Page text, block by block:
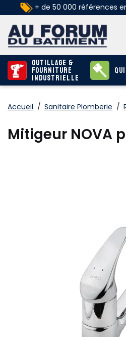
+ de 50 000 références
Outillage &
Fourniture
industrielle
Accueil / Sanitaire Plomberie /
Mitigeur NOVA